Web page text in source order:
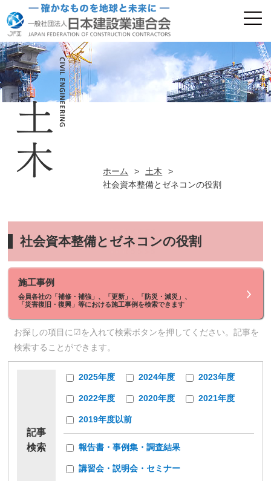
ホーム > 土木
>
社会資本整備とゼネコンの役割
社会資本整備とゼネコンの役割
施工事例
会員各社の「補修・補強」、「更新」、「防災・減災」、
「災害復旧・復興」等における施工事例を検索できます
お探しの項目に☑を入れて検索ボタンを押してください。記事を
検索することができます。
記事
検索
2025年度 2024年度 2023年度
2022年度 2020年度 2021年度
2019年度以前
報告書・事例集・調査結果
講習会・説明会・セミナー